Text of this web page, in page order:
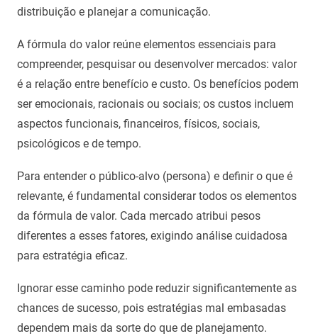
distribuição e planejar a comunicação.
A fórmula do valor reúne elementos essenciais para
compreender, pesquisar ou desenvolver mercados: valor
é a relação entre benefício e custo. Os benefícios podem
ser emocionais, racionais ou sociais; os custos incluem
aspectos funcionais, financeiros, físicos, sociais,
psicológicos e de tempo.
Para entender o público-alvo (persona) e definir o que é
relevante, é fundamental considerar todos os elementos
da fórmula de valor. Cada mercado atribui pesos
diferentes a esses fatores, exigindo análise cuidadosa
para estratégia eficaz.
Ignorar esse caminho pode reduzir significantemente as
chances de sucesso, pois estratégias mal embasadas
dependem mais da sorte do que de planejamento.